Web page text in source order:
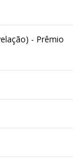
- Prêmio